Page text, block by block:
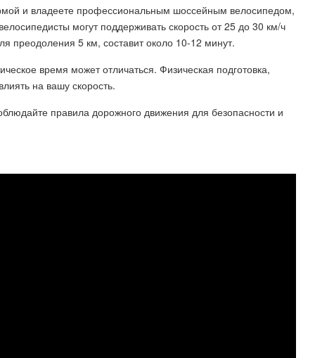
и владеете профессиональным шоссейным велосипедом,
могут поддерживать скорость от 25 до 30 км/ч
преодоления 5 км, составит около 10-12 минут.
время может отличаться. Физическая подготовка,
на вашу скорость.
правила дорожного движения для безопасности и